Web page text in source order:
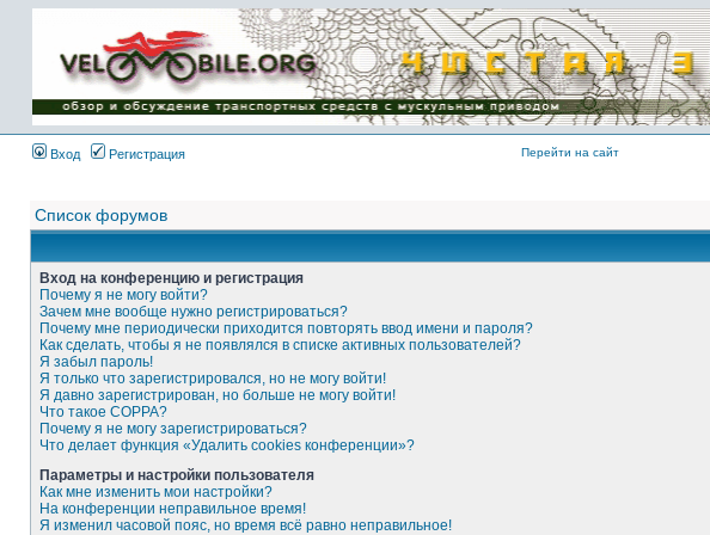
Имя пользователя:
Пароль:
{ LOG_ME_IN_SHORT
}
Вход Регистрация Перейти на сайт
Список форумов
Вход на конференцию и регистрация
Почему я не могу войти?
Зачем мне вообще нужно регистрироваться?
Почему мне периодически приходится повторять ввод имени и пароля?
Как сделать, чтобы я не появлялся в списке активных пользователей?
Я забыл пароль!
Я только что зарегистрировался, но не могу войти!
Я давно зарегистрирован, но больше не могу войти!
Что такое COPPA?
Почему я не могу зарегистрироваться?
Что делает функция «Удалить cookies конференции»?
Параметры и настройки пользователя
Как мне изменить мои настройки?
На конференции неправильное время!
Я изменил часовой пояс, но время всё равно неправильное!